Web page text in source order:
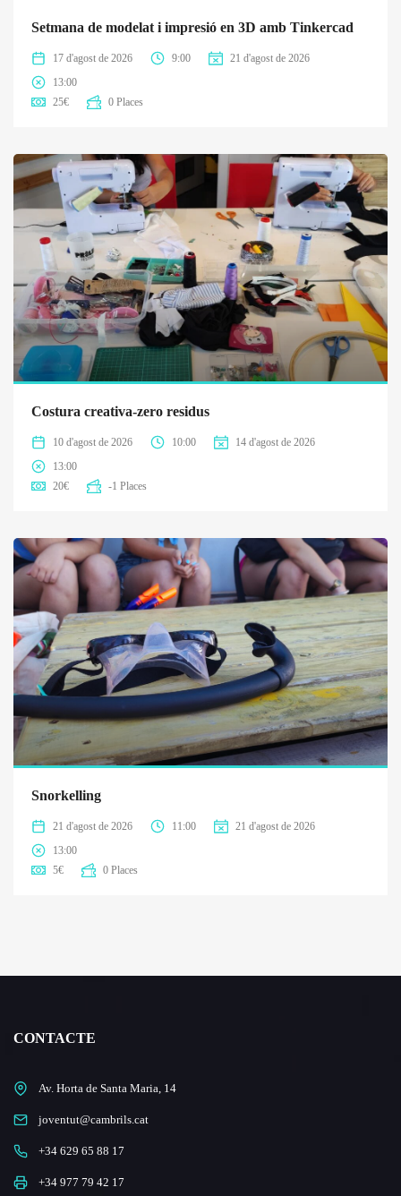
Setmana de modelat i impresió en 3D amb Tinkercad
17 d'agost de 2026 9:00
21 d'agost de 2026
13:00
25€ 0 Places
Costura creativa-zero residus
10 d'agost de 2026 10:00
14 d'agost de 2026
13:00
20€ -1 Places
Snorkelling
21 d'agost de 2026 11:00
21 d'agost de 2026
13:00
5€ 0 Places
CONTACTE
Av. Horta de Santa Maria, 14
joventut@cambrils.cat
+34 629 65 88 17
+34 977 79 42 17